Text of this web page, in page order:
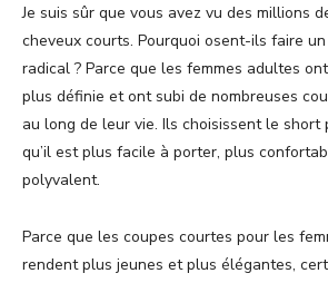
Je suis sûr que vous avez vu des millions
cheveux courts. Pourquoi osent-ils faire
radical ? Parce que les femmes adultes
plus définie et ont subi de nombreuses
au long de leur vie. Ils choisissent le short
qu’il est plus facile à porter, plus
polyvalent.
Parce que les coupes courtes pour les
rendent plus jeunes et plus élégantes,